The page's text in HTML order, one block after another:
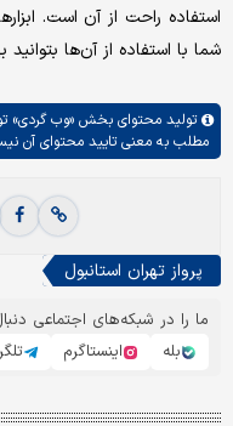
استفاده راحت از آن است.
شما با استفاده از آن‌ها
تولید محتوای بخش «وب گردی»
مطلب به معنی تایید محتوای آن
پرواز تهران استانبول
ما را در شبکه‌های اجتماعی
بله
اینستاگرم